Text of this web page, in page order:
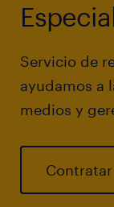
Servicio de
ayudamos a
medios y